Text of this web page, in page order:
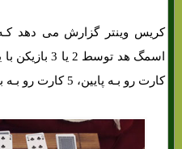
کریس وینتر گزارش می دهد
کارت رو بـه پایین، 5 کارت رو بـه بالا و دست هاي‌ 5 کارتی.